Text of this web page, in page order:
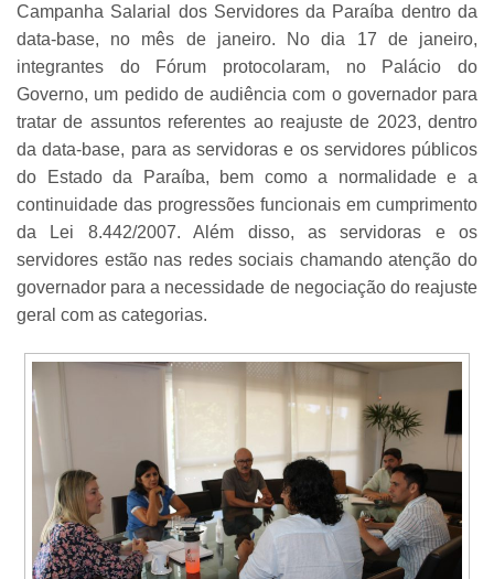
Campanha Salarial dos Servidores da Paraíba dentro da
data-base, no mês de janeiro. No dia 17 de janeiro,
integrantes do Fórum protocolaram, no Palácio do
Governo, um pedido de audiência com o governador para
tratar de assuntos referentes ao reajuste de 2023, dentro
da data-base, para as servidoras e os servidores públicos
do Estado da Paraíba, bem como a normalidade e a
continuidade das progressões funcionais em cumprimento
da Lei 8.442/2007. Além disso, as servidoras e os
servidores estão nas redes sociais chamando atenção do
governador para a necessidade de negociação do reajuste
geral com as categorias.